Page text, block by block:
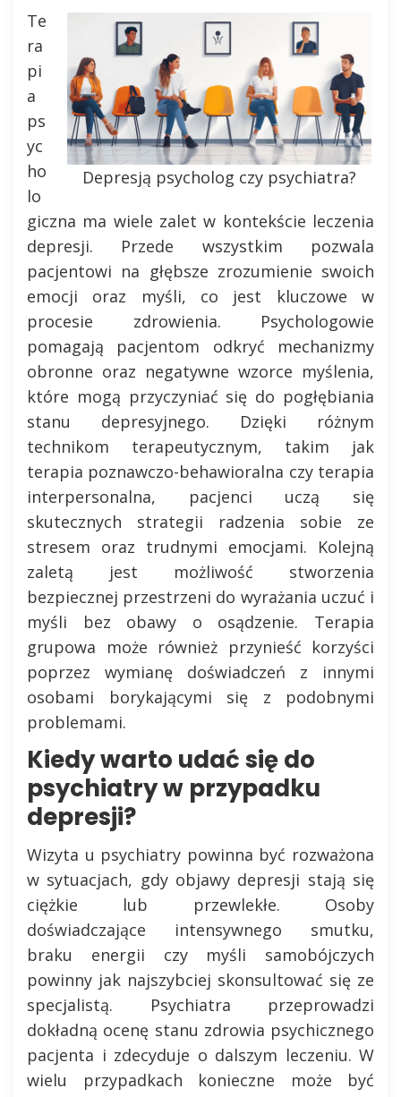
Depresją psycholog czy psychiatra?
Te
ra
pi
a
ps
yc
ho
lo
giczna ma wiele zalet w kontekście leczenia
depresji. Przede wszystkim pozwala
pacjentowi na głębsze zrozumienie swoich
emocji oraz myśli, co jest kluczowe w
procesie zdrowienia. Psychologowie
pomagają pacjentom odkryć mechanizmy
obronne oraz negatywne wzorce myślenia,
które mogą przyczyniać się do pogłębiania
stanu depresyjnego. Dzięki różnym
technikom terapeutycznym, takim jak
terapia poznawczo-behawioralna czy terapia
interpersonalna, pacjenci uczą się
skutecznych strategii radzenia sobie ze
stresem oraz trudnymi emocjami. Kolejną
zaletą jest możliwość stworzenia
bezpiecznej przestrzeni do wyrażania uczuć i
myśli bez obawy o osądzenie. Terapia
grupowa może również przynieść korzyści
poprzez wymianę doświadczeń z innymi
osobami borykającymi się z podobnymi
problemami.
Kiedy warto udać się do
psychiatry w przypadku
depresji?
Wizyta u psychiatry powinna być rozważona
w sytuacjach, gdy objawy depresji stają się
ciężkie lub przewlekłe. Osoby
doświadczające intensywnego smutku,
braku energii czy myśli samobójczych
powinny jak najszybciej skonsultować się ze
specjalistą. Psychiatra przeprowadzi
dokładną ocenę stanu zdrowia psychicznego
pacjenta i zdecyduje o dalszym leczeniu. W
wielu przypadkach konieczne może być